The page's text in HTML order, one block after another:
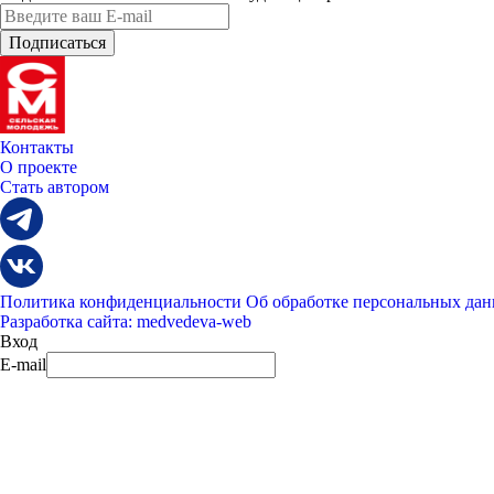
Контакты
О проекте
Стать автором
Политика конфиденциальности Об обработке персональных
Разработка сайта: medvedeva-web
Вход
E-mail